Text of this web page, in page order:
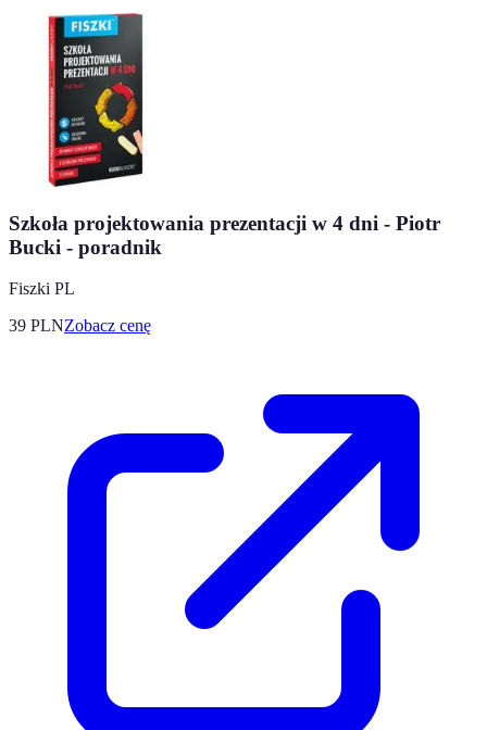
Szkoła projektowania prezentacji w 4 dni - Piotr
Bucki - poradnik
Fiszki PL
39 PLNZobacz cenę